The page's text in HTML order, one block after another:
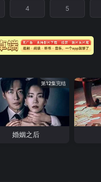
4 5
第12集完结
婚姻之后